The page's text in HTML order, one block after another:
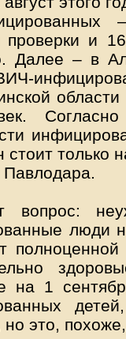
проверки и
Далее – в
стоит только
вопрос:
люди
на 1
но это,